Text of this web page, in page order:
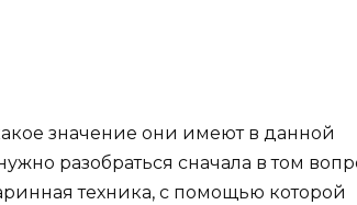
значение они имеют в данной
разобраться сначала в том
техника, с помощью которой